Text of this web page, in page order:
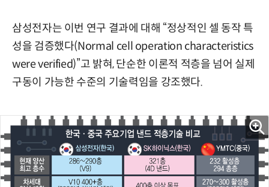
삼성전자는 이번 연구 결과에 대해 “정상적인 셀 동작 특
성을 검증했다(Normal cell operation characteristics
were verified)”고 밝혀, 단순한 이론적 적층을 넘어 실제
구동이 가능한 수준의 기술력임을 강조했다.